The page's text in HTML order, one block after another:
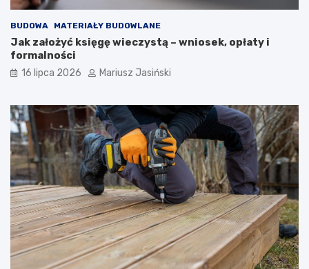
BUDOWA MATERIAŁY BUDOWLANE
Jak założyć księgę wieczystą – wniosek, opłaty i
formalności
16 lipca 2026 Mariusz Jasiński